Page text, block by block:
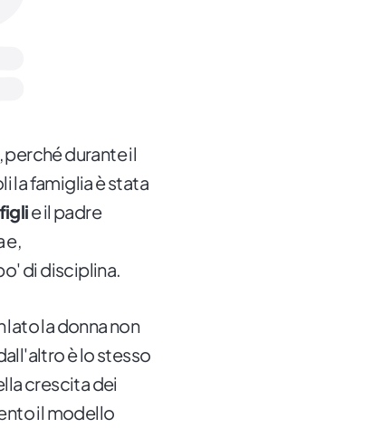
perché durante il
la famiglia è stata
e il padre
e,
di disciplina.
lato la donna non
è lo stesso
crescita dei
il modello